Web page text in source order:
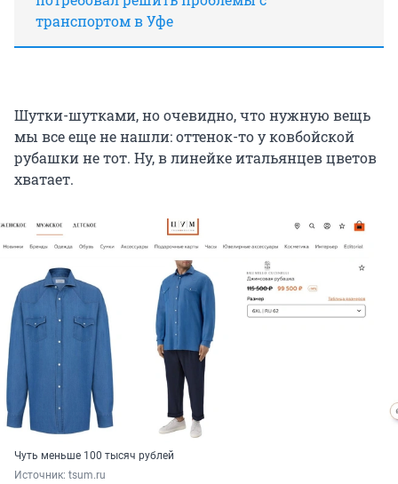
транспортом в Уфе
Шутки-шутками, но очевидно, что нужную вещь
мы все еще не нашли: оттенок-то у ковбойской
рубашки не тот. Ну, в линейке итальянцев цветов
хватает.
Чуть меньше 100 тысяч рублей
Источник: tsum.ru